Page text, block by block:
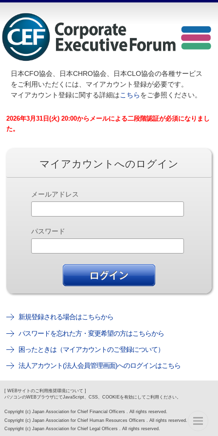
日本CFO協会、日本CHRO協会、日本CLO協会の各種サービス
をご利用いただくには、マイアカウント登録が必要です。
マイアカウント登録に関する詳細はこちらをご参照ください。
2026年3月31日(火) 20:00からメールによる二段階認証が必須になりまし
た。
マイアカウントへのログイン
メールアドレス
パスワード
新規登録される場合はこちらから
パスワードを忘れた方・変更希望の方はこちらから
困ったときは（マイアカウントのご登録について）
法人アカウント(法人会員管理画面)へのログインはこちら
[ WEBサイトのご利用推奨環境について ]
パソコンのWEBブラウザにてJavaScript、CSS、COOKIEを有効にしてご利用ください。
Copyright (c) Japan Association for Chief Financial Officers . All rights reserved.
Copyright (c) Japan Association for Chief Human Resources Officers . All rights reserved.
Copyright (c) Japan Association for Chief Legal Officers . All rights reserved.